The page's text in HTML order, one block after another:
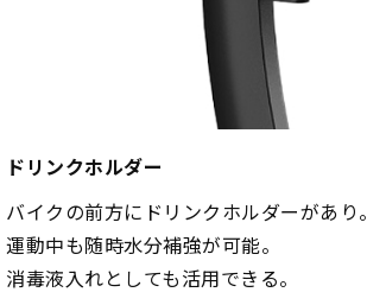
ドリンクホルダー
バイクの前方にドリンクホルダーがあり。
運動中も随時水分補強が可能。
消毒液入れとしても活用できる。